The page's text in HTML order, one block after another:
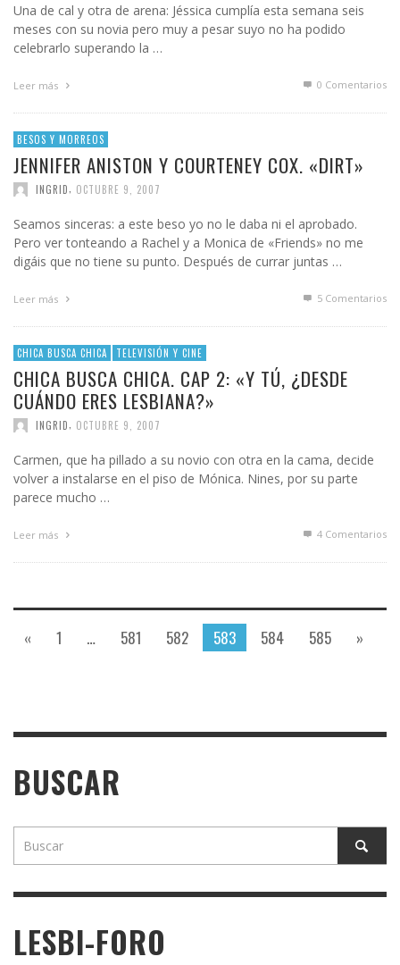
Una de cal y otra de arena: Jéssica cumplía esta semana seis
meses con su novia pero muy a pesar suyo no ha podido
celebrarlo superando la …
Leer más 0 Comentarios
BESOS Y MORREOS
JENNIFER ANISTON Y COURTENEY COX. «DIRT»
INGRID OCTUBRE 9, 2007
Seamos sinceras: a este beso yo no le daba ni el aprobado.
Pero ver tonteando a Rachel y a Monica de «Friends» no me
digáis que no tiene su punto. Después de currar juntas …
Leer más 5 Comentarios
CHICA BUSCA CHICA TELEVISIÓN Y CINE
CHICA BUSCA CHICA. CAP 2: «Y TÚ, ¿DESDE
CUÁNDO ERES LESBIANA?»
INGRID OCTUBRE 9, 2007
Carmen, que ha pillado a su novio con otra en la cama, decide
volver a instalarse en el piso de Mónica. Nines, por su parte
parece mucho …
Leer más 4 Comentarios
« 1 … 581 582 583 584 585 »
BUSCAR
LESBI-FORO